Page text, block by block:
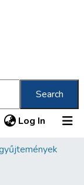
Search
Log In (current)